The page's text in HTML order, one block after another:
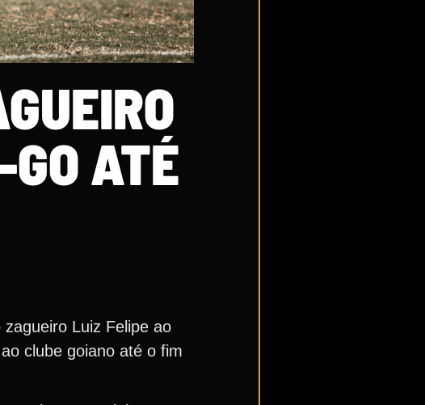
ATÉ
Luiz Felipe ao
clube goiano até o fim